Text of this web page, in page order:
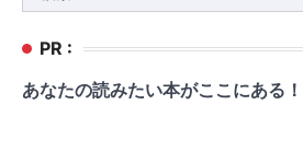
索:
PR :
あなたの読みたい本がここにある！